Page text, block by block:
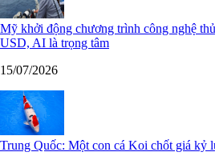
Mỹ khởi động chương trình công nghệ
USD, AI là trọng tâm
15/07/2026
Trung Quốc: Một con cá Koi chốt giá kỷ